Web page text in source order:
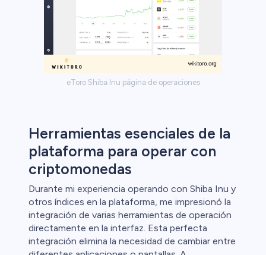
eToro Shiba Inu página de operaciones
Herramientas esenciales de la
plataforma para operar con
criptomonedas
Durante mi experiencia operando con Shiba Inu y
otros índices en la plataforma, me impresionó la
integración de varias herramientas de operación
directamente en la interfaz. Esta perfecta
integración elimina la necesidad de cambiar entre